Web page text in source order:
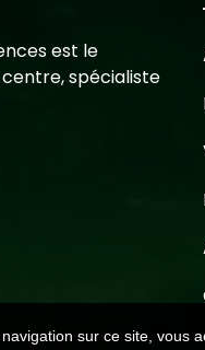
est le
spécialiste
sur ce site, vous